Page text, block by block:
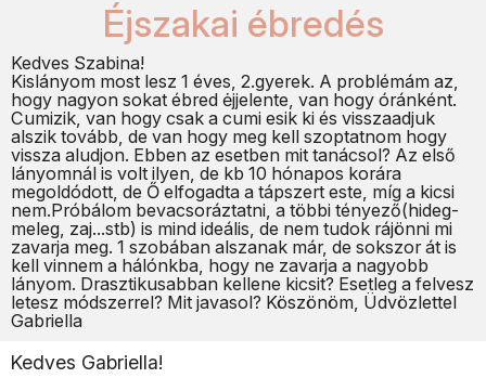
Éjszakai ébredés
Kedves Szabina!
Kislányom most lesz 1 éves, 2.gyerek. A problémám az,
hogy nagyon sokat ébred ėjjelente, van hogy óránként.
Cumizik, van hogy csak a cumi esik ki és visszaadjuk
alszik tovább, de van hogy meg kell szoptatnom hogy
vissza aludjon. Ebben az esetben mit tanácsol? Az első
lányomnál is volt ilyen, de kb 10 hónapos korára
megoldódott, de Ő elfogadta a tápszert este, míg a kicsi
nem.Próbálom bevacsoráztatni, a többi tényező(hideg-
meleg, zaj...stb) is mind ideális, de nem tudok rájönni mi
zavarja meg. 1 szobában alszanak már, de sokszor át is
kell vinnem a hálónkba, hogy ne zavarja a nagyobb
lányom. Drasztikusabban kellene kicsit? Esetleg a felvesz
letesz módszerrel? Mit javasol? Köszönöm, Üdvözlettel
Gabriella
Kedves Gabriella!